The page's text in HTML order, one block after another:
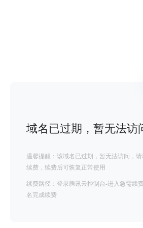
域名已过期，暂无法访
温馨提醒：该域名已过期，暂无法访问，
续费，续费后可恢复正常使用
续费路径：登录腾讯云控制台-进入急需续
名完成续费